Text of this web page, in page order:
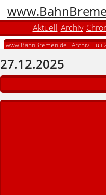
Aktuell Archiv
www.BahnBremen.de -Archiv- Juli
27.12.2025